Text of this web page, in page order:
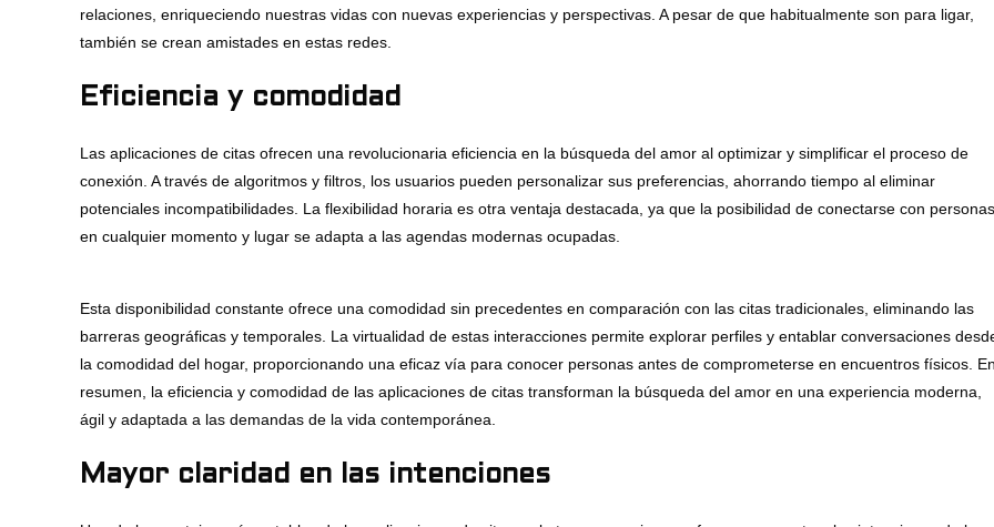
relaciones, enriqueciendo nuestras vidas con nuevas experiencias y perspectivas. A pesar de que habitualmente son para ligar,
también se crean amistades en estas redes.
Eficiencia y comodidad
Las aplicaciones de citas ofrecen una revolucionaria eficiencia en la búsqueda del amor al optimizar y simplificar el proceso de
conexión. A través de algoritmos y filtros, los usuarios pueden personalizar sus preferencias, ahorrando tiempo al eliminar
potenciales incompatibilidades. La flexibilidad horaria es otra ventaja destacada, ya que la posibilidad de conectarse con personas
en cualquier momento y lugar se adapta a las agendas modernas ocupadas.
Esta disponibilidad constante ofrece una comodidad sin precedentes en comparación con las citas tradicionales, eliminando las
barreras geográficas y temporales. La virtualidad de estas interacciones permite explorar perfiles y entablar conversaciones
la comodidad del hogar, proporcionando una eficaz vía para conocer personas antes de comprometerse en encuentros físicos.
resumen, la eficiencia y comodidad de las aplicaciones de citas transforman la búsqueda del amor en una experiencia moderna,
ágil y adaptada a las demandas de la vida contemporánea.
Mayor claridad en las intenciones